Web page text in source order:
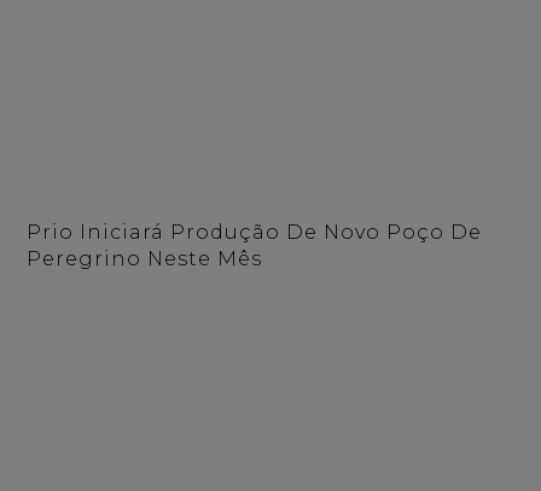
Prio Iniciará Produção De Novo Poço De
Peregrino Neste Mês